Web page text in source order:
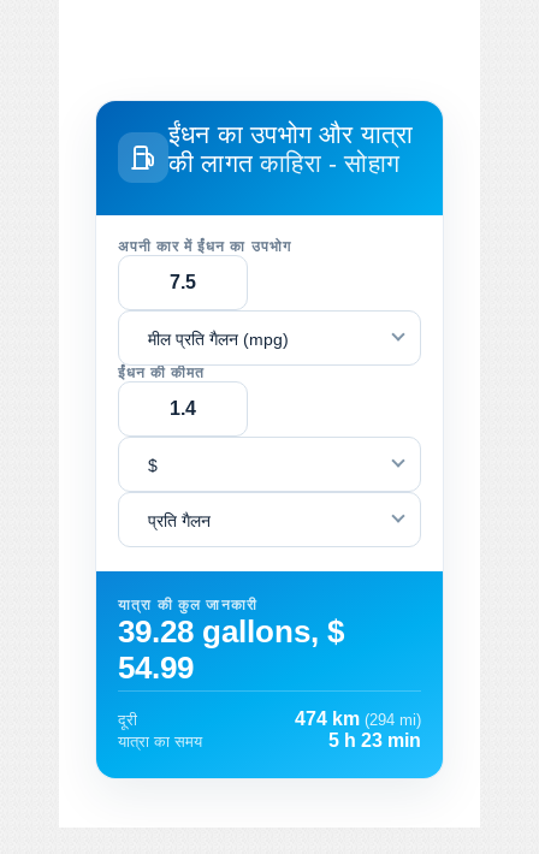
ईंधन का उपभोग और यात्रा
की लागतकाहिरा - सोहाग
अपनी कार में ईंधन का उपभोग
मील प्रति गैलन (mpg)
ईंधन की कीमत
$
प्रति गैलन
यात्रा की कुल जानकारी
39.28 gallons, $
54.99
दूरी 474 km (294 mi)
यात्रा का समय
5 h 23 min